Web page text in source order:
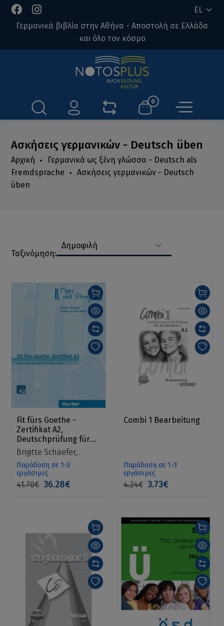
EL
Γερμανικά βιβλία στην Αθήνα - Αποστολή σε Ελλάδα
και όλο τον κόσμο
0
Ασκήσεις γερμανικών - Deutsch üben
Αρχική
Γερμανικά ως ξένη γλώσσα - Deutsch als
Fremdsprache
Ασκήσεις γερμανικών - Deutsch
üben
Ταξινόμηση:
Δημοφιλή
Fit fürs Goethe -
Zertifikat A2,
Deutschprüfung für
Erwachsene
Brigitte Schaefer,
Frauke van der Werff
Παράδοση σε 1-3
εργάσιμες
41.70€ 36.28€
Combi 1 Bearbeitung
Παράδοση σε 1-3
εργάσιμες
4.24€ 3.73€